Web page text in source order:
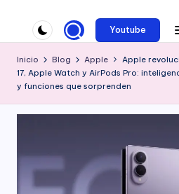
Youtube
Inicio Blog Apple
Apple
17, Apple Watch y AirPods Pro:
y funciones que sorprenden